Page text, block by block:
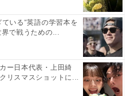
いる”英語の学習本を
で戦うための...
ー日本代表・上田綺
リスマスショットに...